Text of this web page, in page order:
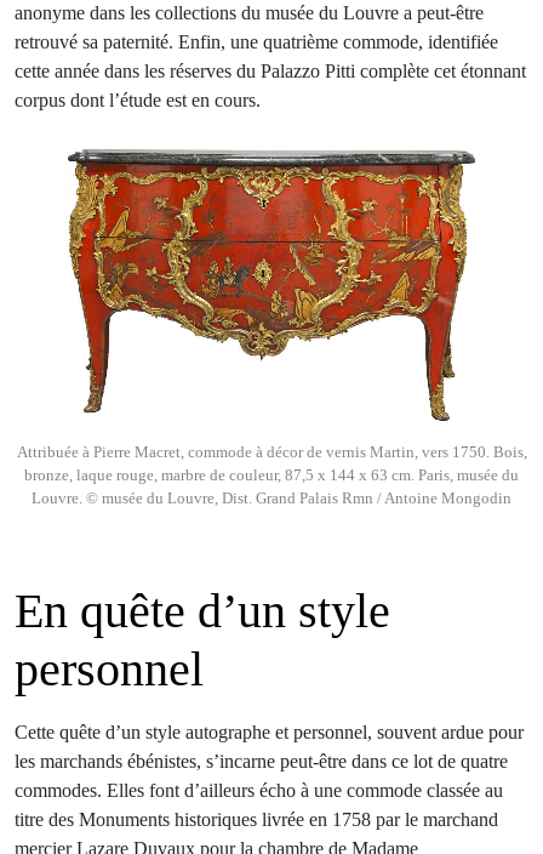
anonyme dans les collections du musée du Louvre a peut-être
retrouvé sa paternité. Enfin, une quatrième commode, identifiée
cette année dans les réserves du Palazzo Pitti complète cet étonnant
corpus dont l’étude est en cours.
Attribuée à Pierre Macret, commode à décor de vernis Martin, vers 1750. Bois,
bronze, laque rouge, marbre de couleur, 87,5 x 144 x 63 cm. Paris, musée du
Louvre. © musée du Louvre, Dist. Grand Palais Rmn / Antoine Mongodin
En quête d’un style
personnel
Cette quête d’un style autographe et personnel, souvent ardue pour
les marchands ébénistes, s’incarne peut-être dans ce lot de quatre
commodes. Elles font d’ailleurs écho à une commode classée au
titre des Monuments historiques livrée en 1758 par le marchand
mercier Lazare Duvaux pour la chambre de Madame